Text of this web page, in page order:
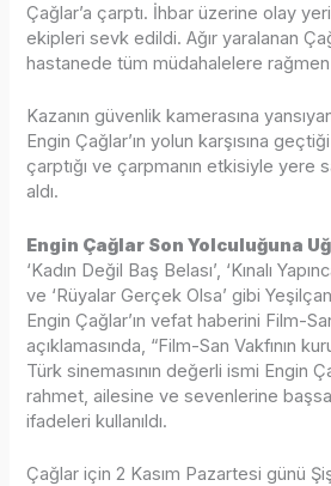
Çağlar’a çarptı. İhbar üzerine olay
ekipleri sevk edildi. Ağır yaralanan
hastanede tüm müdahalelere rağmen
Kazanın güvenlik kamerasına
Engin Çağlar’ın yolun karşısına
çarptığı ve çarpmanın etkisiyle yere
aldı.
Engin Çağlar Son Yolculuğuna
‘Kadın Değil Baş Belası’, ‘Kınalı
ve ‘Rüyalar Gerçek Olsa’ gibi
Engin Çağlar’ın vefat haberini Film-
açıklamasında, “Film-San Vakfının
Türk sinemasının değerli ismi Engin
rahmet, ailesine ve sevenlerine
ifadeleri kullanıldı.
Çağlar için 2 Kasım Pazartesi günü